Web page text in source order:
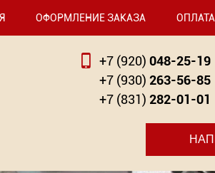
ОФОРМЛЕНИЕ ЗАКАЗА
+7 (920) 048-25-19
+7 (930) 263-56-85
+7 (831) 282-01-01